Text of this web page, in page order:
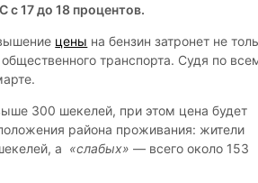
с 17 до 18 процентов.
цены на бензин затронет не
транспорта. Судя по
300 шекелей, при этом цена будет
района проживания: жители
а «слабых»— всего около 153